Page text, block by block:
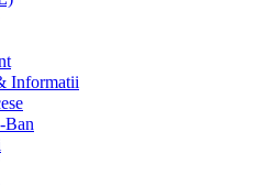
Informatii